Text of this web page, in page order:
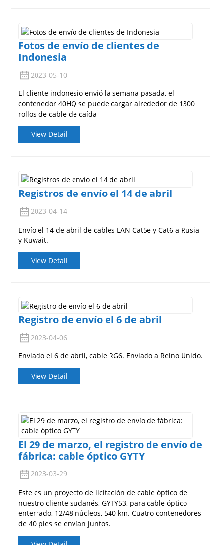
Fotos de envío de clientes de
Indonesia
2023-05-10
El cliente indonesio envió la semana pasada, el
contenedor 40HQ se puede cargar alrededor de 1300
rollos de cable de caída
View Detail
Registros de envío el 14 de abril
2023-04-14
Envío el 14 de abril de cables LAN Cat5e y Cat6 a Rusia
y Kuwait.
View Detail
Registro de envío el 6 de abril
2023-04-06
Enviado el 6 de abril, cable RG6. Enviado a Reino Unido.
View Detail
El 29 de marzo, el registro de envío de
fábrica: cable óptico GYTY
2023-03-29
Este es un proyecto de licitación de cable óptico de
nuestro cliente sudanés, GYTY53, para cable óptico
enterrado, 12/48 núcleos, 540 km. Cuatro contenedores
de 40 pies se envían juntos.